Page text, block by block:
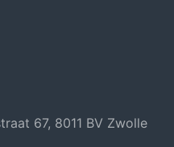
67, 8011 BV Zwolle